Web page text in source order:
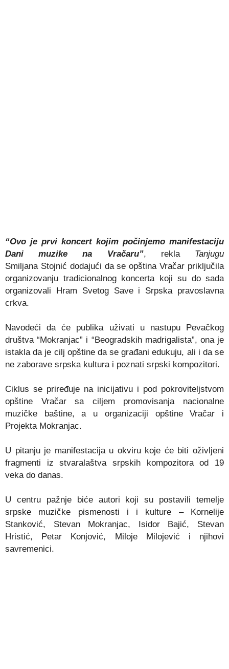
“Ovo je prvi koncert kojim počinjemo manifestaciju
Dani muzike na Vračaru”, rekla Tanjugu
Smiljana Stojnić dodajući da se opština Vračar priključila
organizovanju tradicionalnog koncerta koji su do sada
organizovali Hram Svetog Save i Srpska pravoslavna
crkva.
Navodeći da će publika uživati u nastupu Pevačkog
društva “Mokranjac” i “Beogradskih madrigalista”, ona je
istakla da je cilj opštine da se građani edukuju, ali i da se
ne zaborave srpska kultura i poznati srpski kompozitori.
Ciklus se priređuje na inicijativu i pod pokroviteljstvom
opštine Vračar sa ciljem promovisanja nacionalne
muzičke baštine, a u organizaciji opštine Vračar i
Projekta Mokranjac.
U pitanju je manifestacija u okviru koje će biti oživljeni
fragmenti iz stvaralaštva srpskih kompozitora od 19
veka do danas.
U centru pažnje biće autori koji su postavili temelje
srpske muzičke pismenosti i i kulture – Kornelije
Stanković, Stevan Mokranjac, Isidor Bajić, Stevan
Hristić, Petar Konjović, Miloje Milojević i njihovi
savremenici.